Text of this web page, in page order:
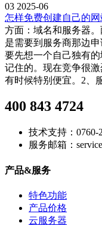
03 2025-06
怎样免费创建自己的网
方面：域名和服务器
是需要到服务商那边
要先想一个自己独有
记住的。现在竞争很
有时候特别便宜。2、
400 843 4724
技术支持：0760-
服务邮箱：
产品&服务
特色功能
产品价格
云服务器